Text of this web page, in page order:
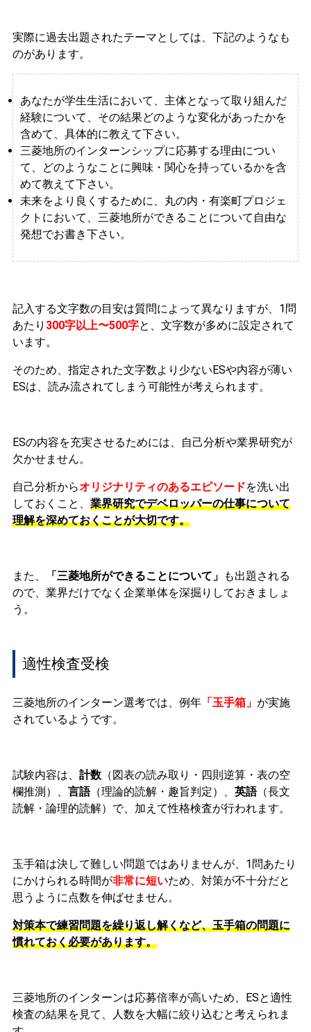
実際に過去出題されたテーマとしては、下記のようなも
のがあります。
あなたが学生生活において、主体となって取り組んだ
経験について、その結果どのような変化があったかを
含めて、具体的に教えて下さい。
三菱地所のインターンシップに応募する理由につい
て、どのようなことに興味・関心を持っているかを含
めて教えて下さい。
未来をより良くするために、丸の内・有楽町プロジェ
クトにおいて、三菱地所ができることについて自由な
発想でお書き下さい。
記入する文字数の目安は質問によって異なりますが、1問
あたり 300字以上〜500字と、文字数が多めに設定されて
います。
そのため、指定された文字数より少ないESや内容が薄い
ESは、読み流されてしまう可能性が考えられます。
ESの内容を充実させるためには、 自己分析や業界研究が
欠かせません。
自己分析からオリジナリティのあるエピソードを洗い出
しておくこと、 業界研究でデベロッパーの仕事について
理解を深めておくことが大切です。
また、 「三菱地所ができることについて」 も出題される
ので、業界だけでなく企業単体を深掘りしておきましょ
う。
適性検査受検
三菱地所のインターン選考では、例年「玉手箱」 が実施
されているようです。
試験内容は、 計数（図表の読み取り・四則逆算・表の空
欄推測）、 言語（理論的読解・趣旨判定）、 英語（長文
読解・論理的読解）で、加えて性格検査が行われます。
玉手箱は決して難しい問題ではありませんが、1問あたり
にかけられる時間が非常に短いため、対策が不十分だと
思うように点数を伸ばせません。
対策本で練習問題を繰り返し解くなど、玉手箱の問題に
慣れておく必要があります。
三菱地所のインターンは応募倍率が高いため、ESと適性
検査の結果を見て、人数を大幅に絞り込むと考えられま